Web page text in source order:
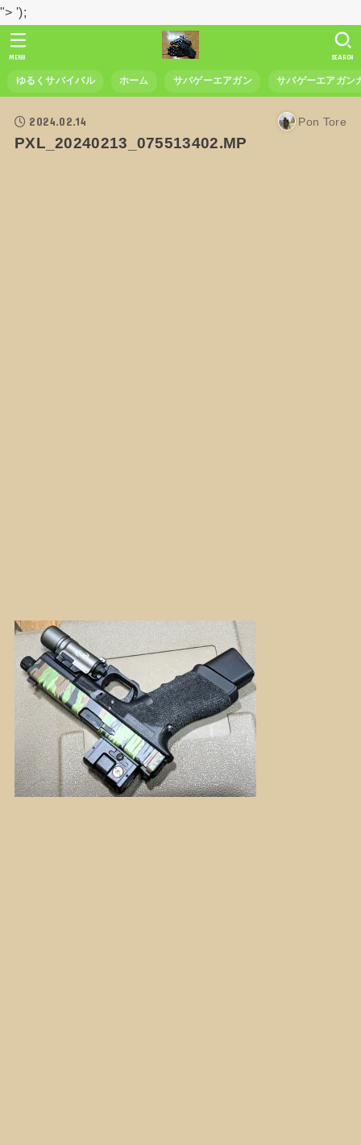
"> ');
ゆるくサバイバル ホーム サバゲーエアガン サバゲーエアガン
SEARCH
MENU
2024.02.14 Pon Tore
PXL_20240213_075513402.MP